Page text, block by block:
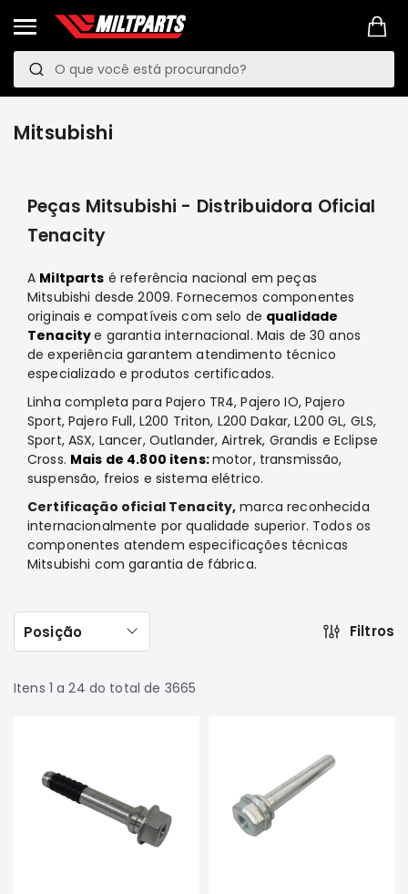
e
s
Pesquisa
LINKS
VEÍCULOS
e
IO
Motor
Suspensão
Freio
Correias
Filtros
Transmissão
Elétrica
Acessórios
ASX
Motor
Triton
e
Dakar
Mitsubishi
Peças Mitsubishi - Distribuidora Oficial
Tenacity
A Miltparts é referência nacional em peças
Mitsubishi desde 2009. Fornecemos componentes
originais e compatíveis com selo de qualidade
Tenacitye garantia internacional. Mais de 30 anos
de experiência garantem atendimento técnico
especializado e produtos certificados.
Linha completa para Pajero TR4, Pajero IO, Pajero
Sport, Pajero Full, L200 Triton, L200 Dakar, L200 GL, GLS,
Sport, ASX, Lancer, Outlander, Airtrek, Grandis e Eclipse
Cross. Mais de 4.800 itens:motor, transmissão,
suspensão, freios e sistema elétrico.
Certificação oficial Tenacity, marca reconhecida
internacionalmente por qualidade superior. Todos os
componentes atendem especificações técnicas
Mitsubishi com garantia de fábrica.
Itens 1 a24 do total de 3665
Posição Filtros